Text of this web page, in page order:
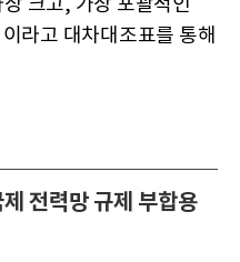
크고, 가장 포괄적인
라고 대차대조표를 통해
전력망 규제 부합용